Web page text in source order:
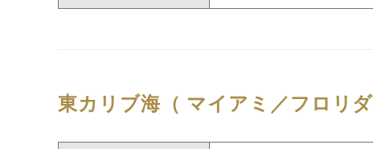
東カリブ海（ マイアミ／フロリ